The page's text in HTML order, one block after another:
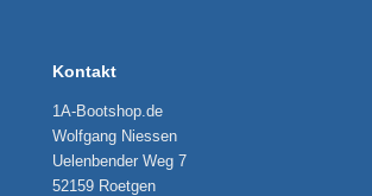
Kontakt
1A-Bootshop.de
Wolfgang Niessen
Uelenbender Weg 7
52159 Roetgen